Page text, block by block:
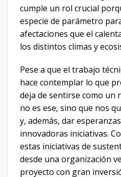
cumple un rol crucial
especie de parámetro
afectaciones que el
los distintos climas y
Pese a que el trabajo
hace contemplar lo que
deja de sentirse como un
no es ese, sino que nos
y, además, dar
innovadoras iniciativas.
estas iniciativas de
desde una organización
proyecto con gran